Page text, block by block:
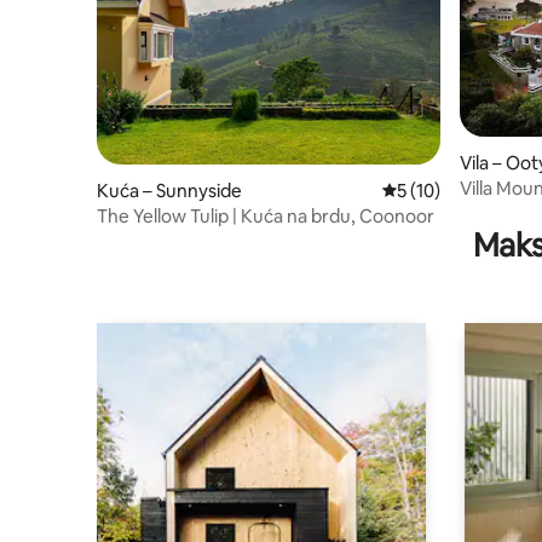
Kuća – Sunnyside Prosječna ocjena:
5 (10)
The Yellow Tulip | Kuća na brdu, Coonoor
Vila –
Villa